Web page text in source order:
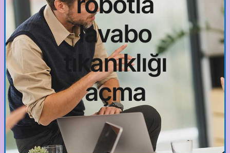
lavabo
tıkanıklığı
açma